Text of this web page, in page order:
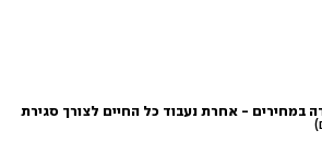
במחירים - אחרת נעבוד כל החיים לצורך סגירת